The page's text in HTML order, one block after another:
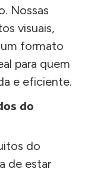
Nossas
visuais,
formato
para quem
e eficiente.
do
do
de estar